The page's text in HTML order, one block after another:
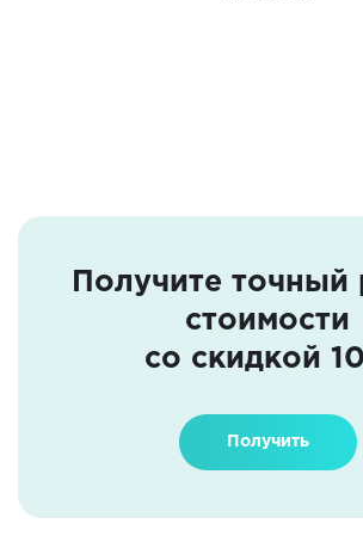
Получите точный
стоимости
со скидкой
Получить